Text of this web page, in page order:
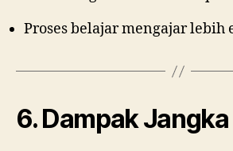
Proses belajar mengajar lebih
6. Dampak